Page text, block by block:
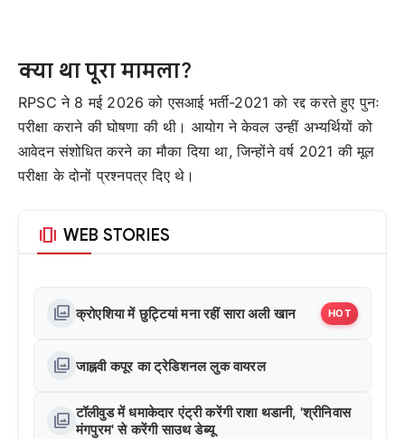
क्या था पूरा मामला?
RPSC ने 8 मई 2026 को एसआई भर्ती-2021 को रद्द करते हुए पुनः
परीक्षा कराने की घोषणा की थी। आयोग ने केवल उन्हीं अभ्यर्थियों को
आवेदन संशोधित करने का मौका दिया था, जिन्होंने वर्ष 2021 की मूल
परीक्षा के दोनों प्रश्नपत्र दिए थे।
amp_stories WEB STORIES
photo_library क्रोएशिया में छुट्टियां मना रहीं सारा अली खान HOT
photo_library जाह्नवी कपूर का ट्रेडिशनल लुक वायरल
photo_library टॉलीवुड में धमाकेदार एंट्री करेंगी राशा थडानी, 'श्रीनिवास
मंगपुरम' से करेंगी साउथ डेब्यू